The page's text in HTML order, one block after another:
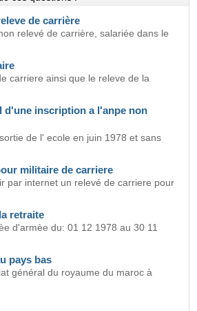
de carrière
relevé de carrière, salariée dans le
carriere ainsi que le releve de la
d'une inscription a l'anpe non
de l' ecole en juin 1978 et sans
militaire de carriere
par internet un relevé de carriere pour
retraite
d'armèe du: 01 12 1978 au 30 11
pays bas
général du royaume du maroc à